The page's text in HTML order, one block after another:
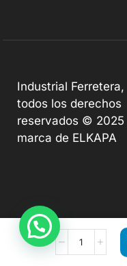
Industrial Ferretera,
todos los derechos
reservados © 2025
marca de ELKAPA